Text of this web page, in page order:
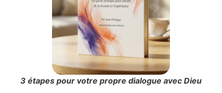
3 étapes pour votre propre dialogue avec Dieu